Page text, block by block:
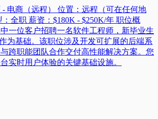
电商（远程） 位置：远程（可在任何地
全职 薪资：$180K - $250K/年 职位概
一位客户招聘一名软件工程师，新毕业生
作为基础。该职位涉及开发可扩展的后端系
跨职能团队合作交付高性能解决方案。您
实时用户体验的关键基础设施。